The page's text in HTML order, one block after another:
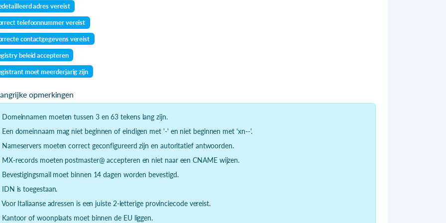
adres vereist
telefoonnummer vereist
contactgegevens vereist
beleid accepteren
moet meerderjarig zijn
opmerkingen
Domeinnamen moeten tussen 3 en 63 tekens lang zijn.
Een domeinnaam mag niet beginnen of eindigen met '-' en niet beginnen met 'xn--'.
Nameservers moeten correct geconfigureerd zijn en autoritatief antwoorden.
MX-records moeten postmaster@ accepteren en niet naar een CNAME wijzen.
Bevestigingsmail moet binnen 14 dagen worden bevestigd.
IDN is toegestaan.
Voor Italiaanse adressen is een juiste 2-letterige provinciecode vereist.
Kantoor of woonplaats moet binnen de EU liggen.